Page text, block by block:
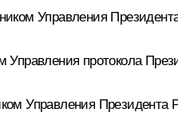
Управления
Управления протокола
Управления